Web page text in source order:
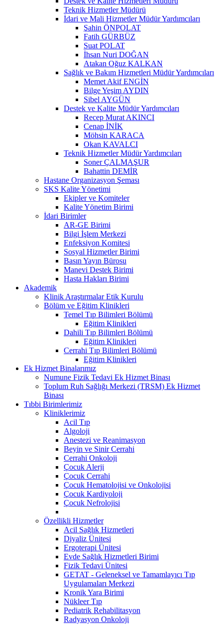
Teknik Hizmetler Müdürü
İdari ve Mali Hizmetler Müdür Yardımcıları
Şahin ÖNPOLAT
Fatih GÜRBÜZ
Suat POLAT
İhsan Nuri DOĞAN
Atakan Oğuz KALKAN
Sağlık ve Bakım Hizmetleri Müdür Yardımcıları
Memet Akif ENGİN
Bilge Yeşim AYDIN
Sibel AYGÜN
Destek ve Kalite Müdür Yardımcıları
Recep Murat AKINCI
Cenap İNİK
Möhsin KARACA
Okan KAVALCI
Teknik Hizmetler Müdür Yardımcıları
Soner ÇALMAŞUR
Bahattin DEMİR
Hastane Organizasyon Şeması
SKS Kalite Yönetimi
Ekipler ve Komiteler
Kalite Yönetim Birimi
İdari Birimler
AR-GE Birimi
Bilgi İşlem Merkezi
Enfeksiyon Komitesi
Sosyal Hizmetler Birimi
Basın Yayın Bürosu
Manevi Destek Birimi
Hasta Hakları Birimi
Akademik
Klinik Araştırmalar Etik Kurulu
Bölüm ve Eğitim Klinikleri
Temel Tıp Bilimleri Bölümü
Eğitim Klinikleri
Dahili Tıp Bilimleri Bölümü
Eğitim Klinikleri
Cerrahi Tıp Bilimleri Bölümü
Eğitim Klinikleri
Ek Hizmet Binalarımız
Numune Fizik Tedavi Ek Hizmet Binası
Toplum Ruh Sağlığı Merkezi (TRSM) Ek Hizmet
Binası
Tıbbi Birimlerimiz
Kliniklerimiz
Acil Tıp
Algoloji
Anestezi ve Reanimasyon
Beyin ve Sinir Cerrahi
Cerrahi Onkoloji
Çocuk Alerji
Çocuk Cerrahi
Çocuk Hematolojisi ve Onkolojisi
Çocuk Kardiyoloji
Çocuk Nefrolojisi
Özellikli Hizmetler
Acil Sağlık Hizmetleri
Diyaliz Ünitesi
Ergoterapi Ünitesi
Evde Sağlık Hizmetleri Birimi
Fizik Tedavi Ünitesi
GETAT - Geleneksel ve Tamamlayıcı Tıp
Uygulamaları Merkezi
Kronik Yara Birimi
Nükleer Tıp
Pediatrik Rehabilitasyon
Radyasyon Onkoloji